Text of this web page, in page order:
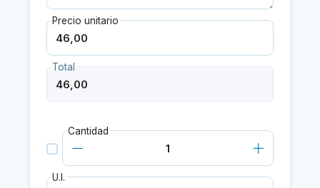
Precio unitario
Total
Cantidad
U.I.